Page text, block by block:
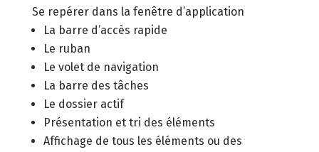
Se repérer dans la fenêtre d’application
La barre d’accès rapide
Le ruban
Le volet de navigation
La barre des tâches
Le dossier actif
Présentation et tri des éléments
Affichage de tous les éléments ou des